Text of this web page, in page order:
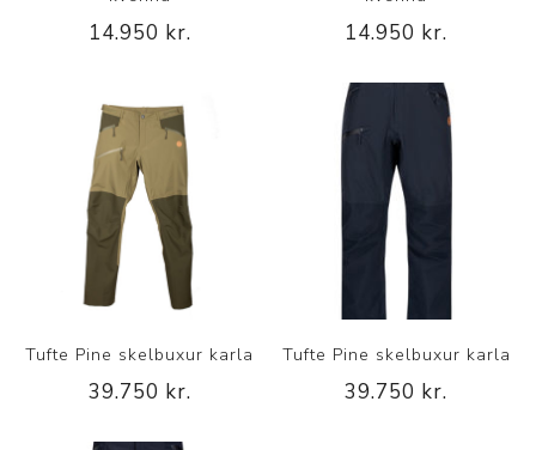
14.950 kr. 14.950 kr.
Tufte Pine skelbuxur karla
39.750 kr.
Tufte Pine skelbuxur karla
39.750 kr.